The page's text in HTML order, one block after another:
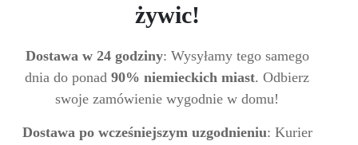
żywic!
Dostawa w 24 godziny: Wysyłamy tego samego
dnia do ponad 90% niemieckich miast. Odbierz
swoje zamówienie wygodnie w domu!
Dostawa po wcześniejszym uzgodnieniu: Kurier